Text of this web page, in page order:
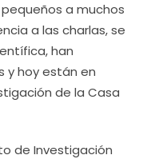
a muchos
a las charlas, se
han
y hoy están en
de la Casa
de Investigación